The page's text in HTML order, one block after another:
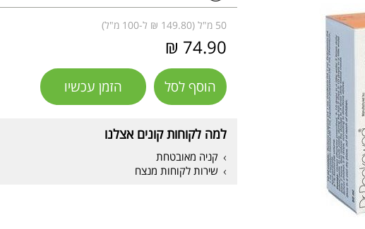
50 מ"ל (149.80 ₪ ל-100 מ"ל)
74.90 ₪
הוסף לסל הזמן עכשיו
למה לקוחות קונים אצלנו
קניה מאובטחת
שירות לקוחות מנצח